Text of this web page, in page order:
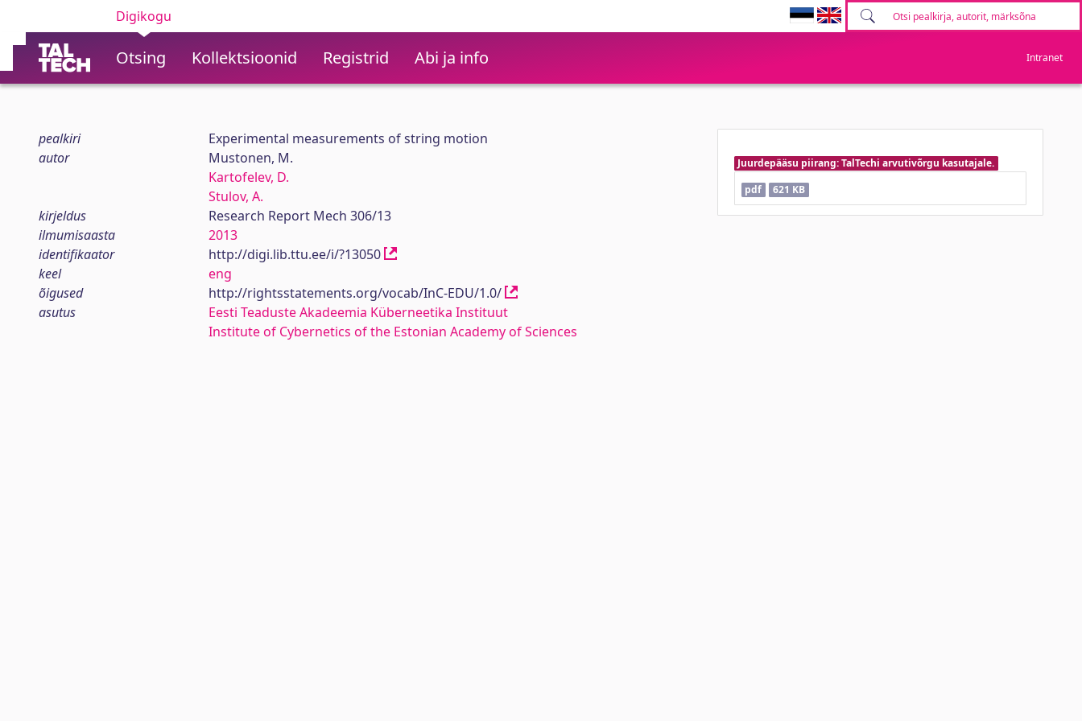
Digikogu
Otsing Kollektsioonid Registrid Abi ja info Intranet
pealkiri
Experimental measurements of string motion
autor
Mustonen, M.
Kartofelev, D.
Stulov, A.
kirjeldus
Research Report Mech 306/13
ilmumisaasta
2013
identifikaator
http://digi.lib.ttu.ee/i/?13050
keel
eng
õigused
http://rightsstatements.org/vocab/InC-EDU/1.0/
asutus
Eesti Teaduste Akadeemia Küberneetika Instituut
Institute of Cybernetics of the Estonian Academy of Sciences
Juurdepääsu piirang: TalTechi arvutivõrgu kasutajale.
pdf
621 KB